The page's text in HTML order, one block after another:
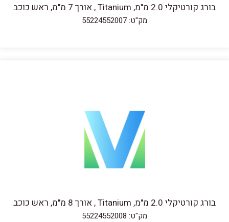
בורג קורטיקלי 2.0 מ"מ, Titanium , אורך 7 מ"מ, ראש כוכב
מק"ט: 55224552007
בורג קורטיקלי 2.0 מ"מ, Titanium , אורך 8 מ"מ, ראש כוכב
מק"ט: 55224552008